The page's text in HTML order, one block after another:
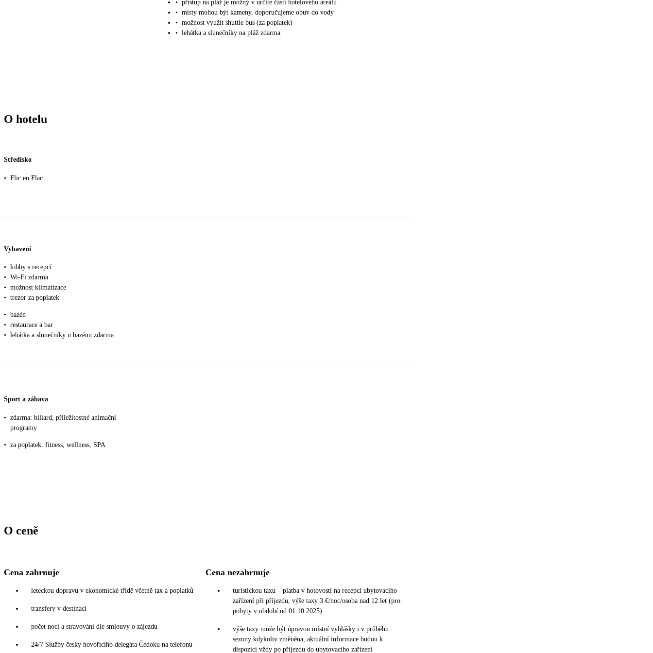
• přístup na pláž je možný v určité části hotelového areálu
• místy mohou být kameny, doporučujeme obuv do vody
• možnost využít shuttle bus (za poplatek)
• lehátka a slunečníky na pláž zdarma
O hotelu
Středisko
• Flic en Flac
Vybavení
• lobby s recepcí
• Wi-Fi zdarma
• možnost klimatizace
• trezor za poplatek
• bazén
• restaurace a bar
• lehátka a slunečníky u bazénu zdarma
Sport a zábava
• zdarma: biliard, příležitostné animační
programy
• za poplatek: fitness, wellness, SPA
O ceně
Cena zahrnuje
leteckou dopravu v ekonomické třídě včetně tax a poplatků
transfery v destinaci
počet nocí a stravování dle smlouvy o zájezdu
24/7 Služby česky hovořícího delegáta Čedoku na telefonu
Cena nezahrnuje
turistickou taxu – platba v hotovosti na recepci ubytovacího
zařízení při příjezdu, výše taxy 3 €/noc/osoba nad 12 let (pro
pobyty v období od 01.10.2025)
výše taxy může být úpravou místní vyhlášky i v průběhu
sezony kdykoliv změněna, aktuální informace budou k
dispozici vždy po příjezdu do ubytovacího zařízení